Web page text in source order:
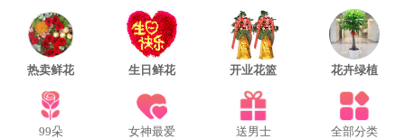
热卖鲜花 生日鲜花 开业花篮 花卉绿植
99朵 女神最爱 送男士 全部分类